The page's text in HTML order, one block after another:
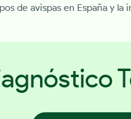
de avispas en España y